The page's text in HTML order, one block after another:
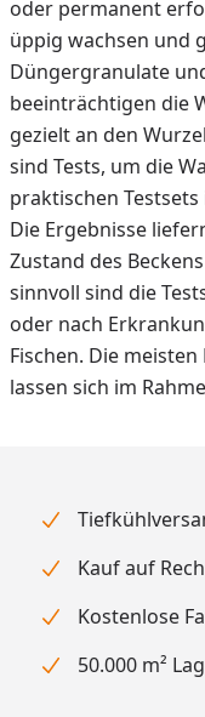
oder permanent
üppig wachsen und
Düngergranulate
beeinträchtigen die
gezielt an den
sind Tests, um die
praktischen
Die Ergebnisse
Zustand des
sinnvoll sind die
oder nach
Fischen. Die
lassen sich im
Kauf auf
Kostenlose
50.000 m²